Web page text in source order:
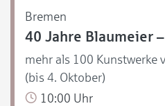
Bremen
40 Jahre Blaumeier
mehr als 100 Kunstwerke
(bis 4. Oktober)
10:00 Uhr